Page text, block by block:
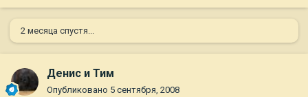
2 месяца спустя...
Денис и Тим
Опубликовано 5 сентября, 2008